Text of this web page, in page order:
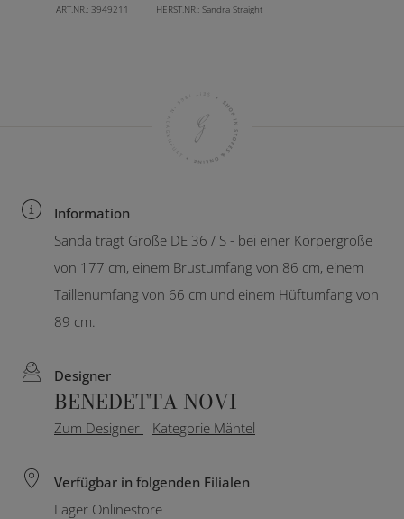
ART.NR.: 3949211 HERST.NR.: Sandra Straight
Information
Sanda trägt Größe DE 36 / S - bei einer Körpergröße
von 177 cm, einem Brustumfang von 86 cm, einem
Taillenumfang von 66 cm und einem Hüftumfang von
89 cm.
Designer
BENEDETTA NOVI
Zum Designer Kategorie Mäntel
Verfügbar in folgenden Filialen
Lager Onlinestore